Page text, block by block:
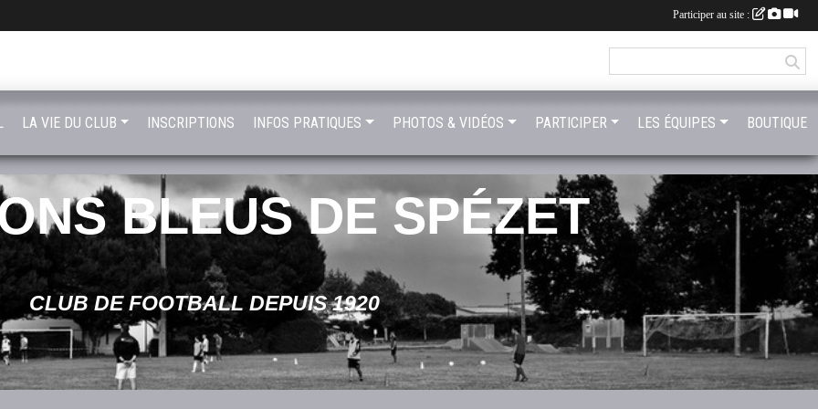
BLEUS DE SPÉZET
CLUB DE FOOTBALL DEPUIS 1920
LA VIE DU CLUB INSCRIPTIONS INFOS PRATIQUES PHOTOS & VIDÉOS PARTICIPER LES ÉQUIPES BOUTIQUE
Participer au site :